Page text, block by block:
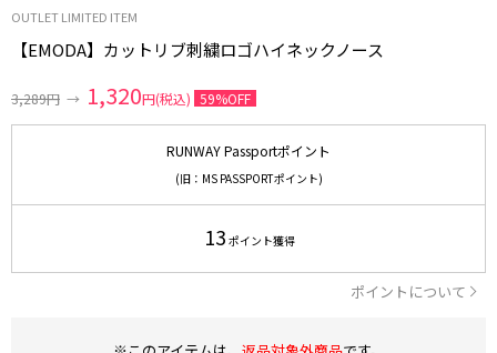
OUTLET LIMITED ITEM
【EMODA】カットリブ刺繍ロゴハイネックノース
3,289円 → 1,320円(税込) 59%OFF
RUNWAY Passportポイント
(旧：MS PASSPORTポイント)
13 ポイント獲得
ポイントについて